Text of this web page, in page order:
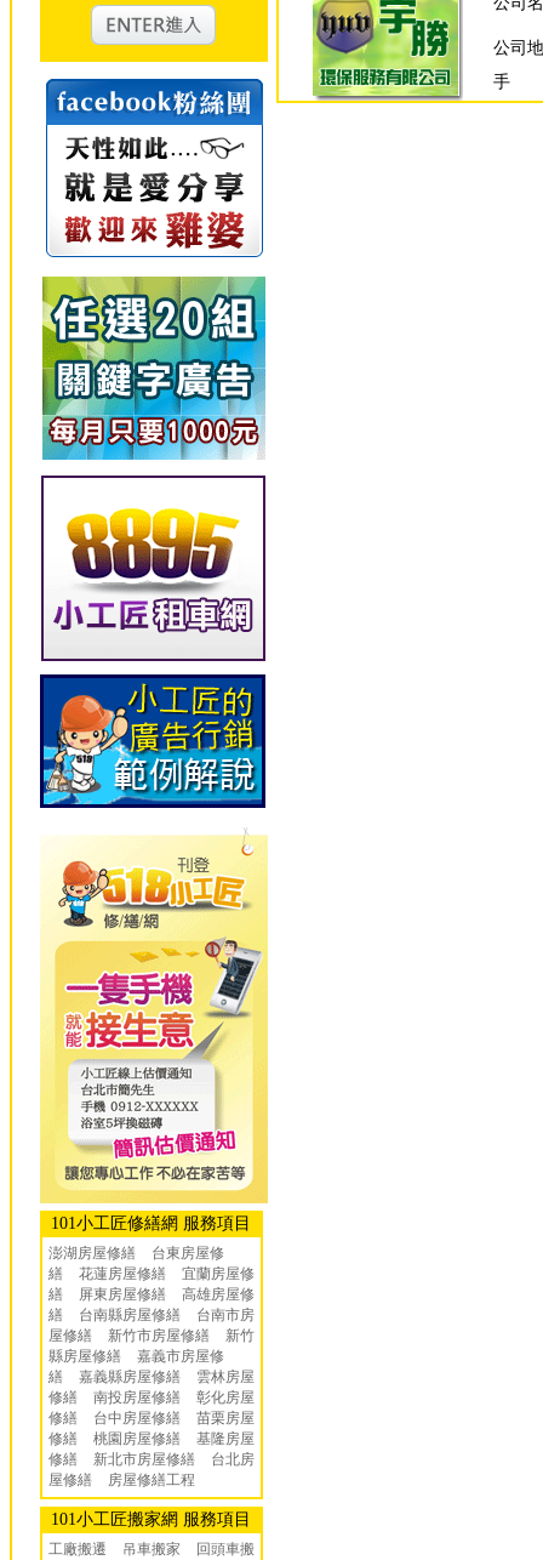
101小工匠修繕網 服務項目
澎湖房屋修繕
台東房屋修
繕
花蓮房屋修繕
宜蘭房屋修
繕
屏東房屋修繕
高雄房屋修
繕
台南縣房屋修繕
台南市房
屋修繕
新竹市房屋修繕
新竹
縣房屋修繕
嘉義市房屋修
繕
嘉義縣房屋修繕
雲林房屋
修繕
南投房屋修繕
彰化房屋
修繕
台中房屋修繕
苗栗房屋
修繕
桃園房屋修繕
基隆房屋
修繕
新北市房屋修繕
台北房
屋修繕
房屋修繕工程
101小工匠搬家網 服務項目
工廠搬遷 吊車搬家
回頭車搬
公司
手